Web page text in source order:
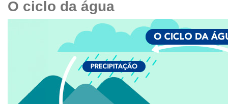
O ciclo da água